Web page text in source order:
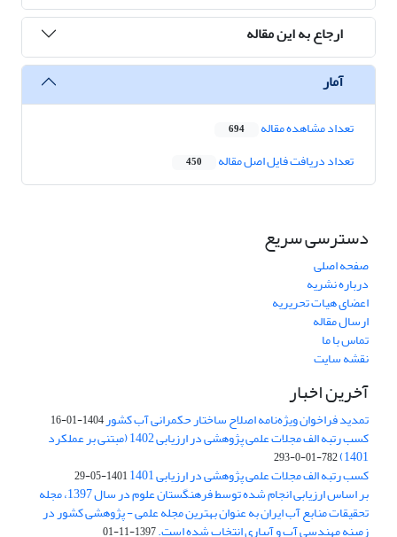
ارجاع به این مقاله
آمار
تعداد مشاهده مقاله 694
تعداد دریافت فایل اصل مقاله 450
دسترسی سریع
صفحه اصلی
درباره نشریه
اعضای هیات تحریریه
ارسال مقاله
تماس با ما
نقشه سایت
آخرین اخبار
تمدید فراخوان ویژه‌نامه اصلاح ساختار حکمرانی آب کشور1404-01-16
کسب رتبه الف مجلات علمی پژوهشی در ارزیابی 1402 (مبتنی بر عملکرد
1401)
782-01-0-293
کسب رتبه الف مجلات علمی پژوهشی در ارزیابی 1401 1401-05-29
بر اساس ارزیابی انجام شده توسط فرهنگستان علوم در سال 1397، مجله
تحقیقات منابع آب ایران به عنوان بهترین مجله علمی - پژوهشی کشور در
زمینه مهندسی آب و آبیاری انتخاب شده است.1397-11-01